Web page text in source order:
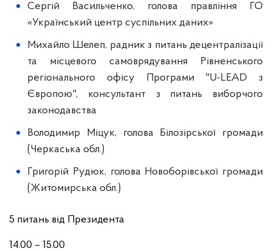
Сергій Васильченко, голова правління ГО
«Український центр суспільних даних»
Михайло Шелеп, радник з питань децентралізації
та місцевого самоврядування Рівненського
регіонального офісу Програми "U-LEAD з
Європою", консультант з питань виборчого
законодавства
Володимир Міцук, голова Білозірської громади
(Черкаська обл.)
Григорій Рудюк, голова Новоборівської громади
(Житомирська обл.)
5 питань від Президента
14.00 – 15.00